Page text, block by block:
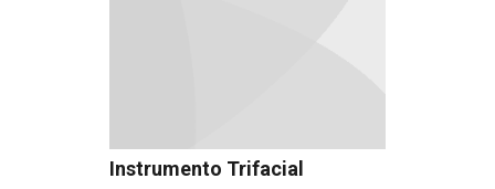
Instrumento Trifacial